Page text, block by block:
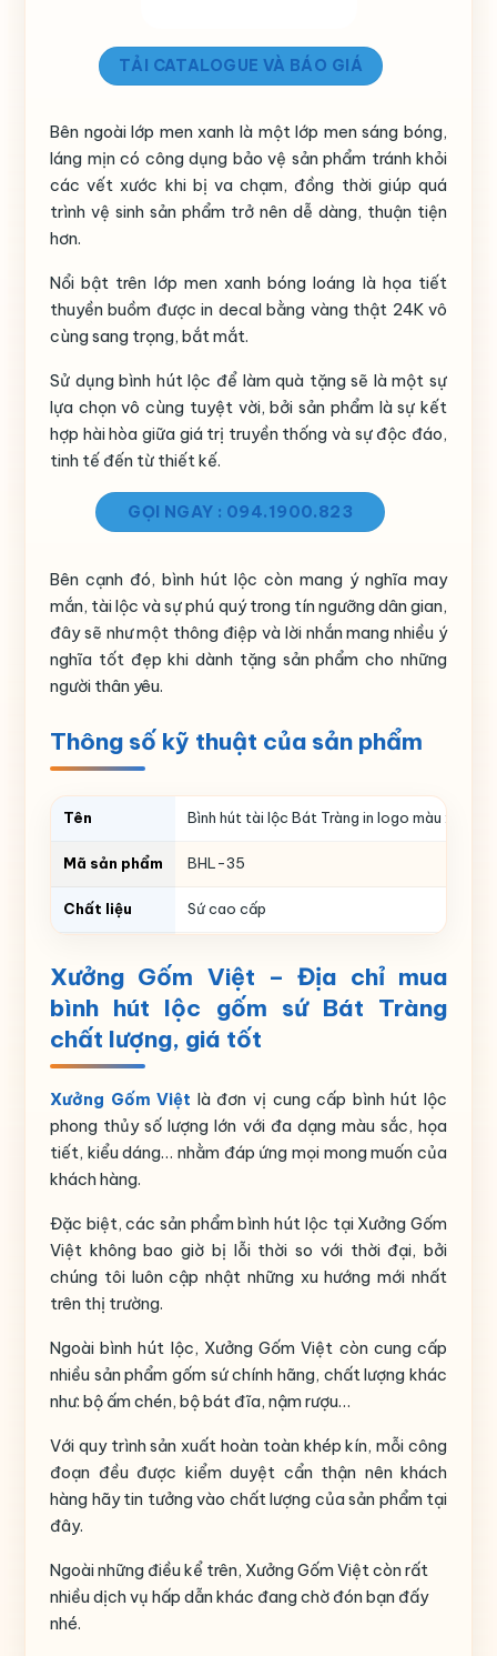
TẢI CATALOGUE VÀ BÁO GIÁ
Bên ngoài lớp men xanh là một lớp men sáng bóng,
láng mịn có công dụng bảo vệ sản phẩm tránh khỏi
các vết xước khi bị va chạm, đồng thời giúp quá
trình vệ sinh sản phẩm trở nên dễ dàng, thuận tiện
hơn.
Nổi bật trên lớp men xanh bóng loáng là họa tiết
thuyền buồm được in decal bằng vàng thật 24K vô
cùng sang trọng, bắt mắt.
Sử dụng bình hút lộc để làm quà tặng sẽ là một sự
lựa chọn vô cùng tuyệt vời, bởi sản phẩm là sự kết
hợp hài hòa giữa giá trị truyền thống và sự độc đáo,
tinh tế đến từ thiết kế.
GỌI NGAY : 094.1900.823
Bên cạnh đó, bình hút lộc còn mang ý nghĩa may
mắn, tài lộc và sự phú quý trong tín ngưỡng dân gian,
đây sẽ như một thông điệp và lời nhắn mang nhiều ý
nghĩa tốt đẹp khi dành tặng sản phẩm cho những
người thân yêu.
Thông số kỹ thuật của sản phẩm
Tên Bình hút tài lộc Bát Tràng in logo màu xanh
Mã sản phẩm BHL-35
Chất liệu Sứ cao cấp
Họa tiết Thuyền buồm tấp nập
Thương hiệu Bát Tràng
Xưởng Gốm Việt –Địa chỉ mua
bình hút lộc gốm sứ Bát Tràng
chất lượng, giá tốt
Xưởng Gốm Việt là đơn vị cung cấp bình hút lộc
phong thủy số lượng lớn với đa dạng màu sắc, họa
tiết, kiểu dáng… nhằm đáp ứng mọi mong muốn của
khách hàng.
Đặc biệt, các sản phẩm bình hút lộc tại Xưởng Gốm
Việt không bao giờ bị lỗi thời so với thời đại, bởi
chúng tôi luôn cập nhật những xu hướng mới nhất
trên thị trường.
Ngoài bình hút lộc, Xưởng Gốm Việt còn cung cấp
nhiều sản phẩm gốm sứ chính hãng, chất lượng khác
như: bộ ấm chén, bộ bát đĩa, nậm rượu…
Với quy trình sản xuất hoàn toàn khép kín, mỗi công
đoạn đều được kiểm duyệt cẩn thận nên khách
hàng hãy tin tưởng vào chất lượng của sản phẩm tại
đây.
Ngoài những điều kể trên, Xưởng Gốm Việt còn rất
nhiều dịch vụ hấp dẫn khác đang chờ đón bạn đấy
nhé.